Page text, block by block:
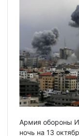
Армия обороны
ночь на 13